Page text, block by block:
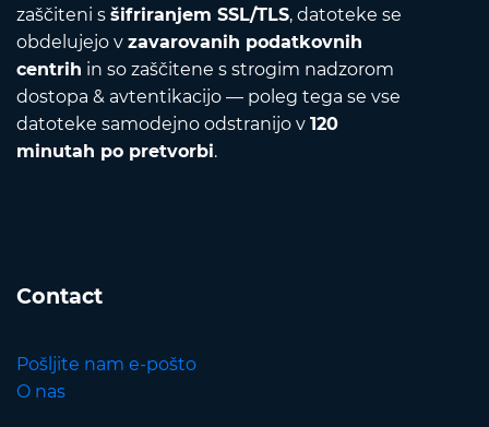
zaščiteni s šifriranjem SSL/TLS, datoteke se
obdelujejo v zavarovanih podatkovnih
centrih in so zaščitene s strogim nadzorom
dostopa & avtentikacijo — poleg tega se vse
datoteke samodejno odstranijo v 120
minutah po pretvorbi.
Contact
Pošljite nam e-pošto
O nas